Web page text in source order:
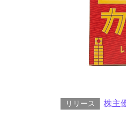
リリース 株主